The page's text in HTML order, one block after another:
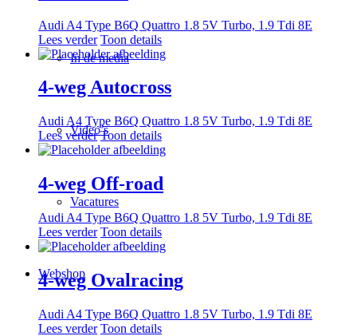
In de media
Video’s
Vacatures
Webshop
Audi A4 Type B6Q Quattro 1.8 5V Turbo, 1.9 Tdi 8E
Lees verder Toon details
4-weg Autocross
Audi A4 Type B6Q Quattro 1.8 5V Turbo, 1.9 Tdi 8E
Lees verder Toon details
4-weg Off-road
Audi A4 Type B6Q Quattro 1.8 5V Turbo, 1.9 Tdi 8E
Lees verder Toon details
4-weg Ovalracing
Audi A4 Type B6Q Quattro 1.8 5V Turbo, 1.9 Tdi 8E
Lees verder Toon details